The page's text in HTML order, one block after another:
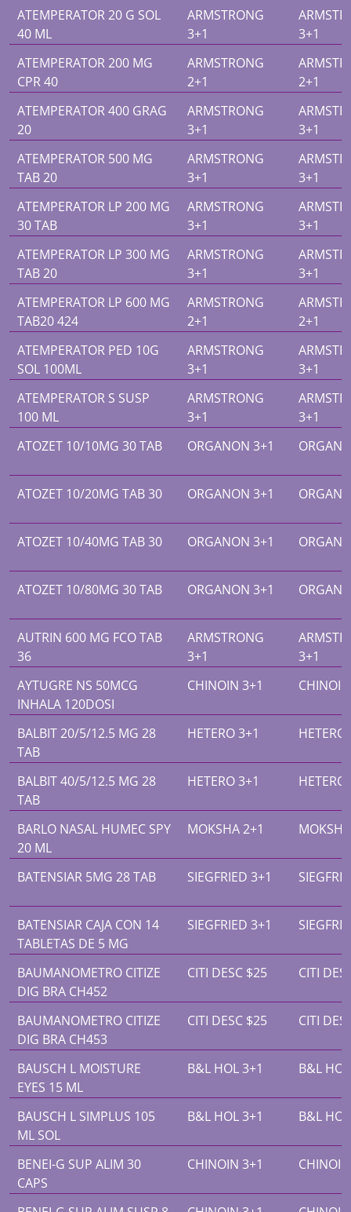
ATEMPERATOR 20 G SOL
40 ML
ARMSTRONG
3+1
3+1
ATEMPERATOR 200 MG
CPR 40
ARMSTRONG
2+1
2+1
ATEMPERATOR 400 GRAG
20
ARMSTRONG
3+1
3+1
ATEMPERATOR 500 MG
TAB 20
ARMSTRONG
3+1
3+1
ATEMPERATOR LP 200 MG
30 TAB
ARMSTRONG
3+1
3+1
ATEMPERATOR LP 300 MG
TAB 20
ARMSTRONG
3+1
3+1
ATEMPERATOR LP 600 MG
TAB20 424
ARMSTRONG
2+1
2+1
ATEMPERATOR PED 10G
SOL 100ML
ARMSTRONG
3+1
3+1
ATEMPERATOR S SUSP
100 ML
ARMSTRONG
3+1
3+1
ATOZET 10/10MG 30 TAB
ORGANON 3+1
ATOZET 10/20MG TAB 30 ORGANON 3+1
ATOZET 10/40MG TAB 30 ORGANON 3+1
ATOZET 10/80MG 30 TAB ORGANON 3+1
AUTRIN 600 MG FCO TAB
36
ARMSTRONG
3+1
3+1
AYTUGRE NS 50MCG
INHALA 120DOSI
CHINOIN 3+1
BALBIT 20/5/12.5 MG 28
TAB
HETERO 3+1 HETERO
BALBIT 40/5/12.5 MG 28
TAB
HETERO 3+1 HETERO
BARLO NASAL HUMEC SPY
20 ML
MOKSHA 2+1
BATENSIAR 5MG 28 TAB SIEGFRIED 3+1
BATENSIAR CAJA CON 14
TABLETAS DE 5 MG
SIEGFRIED 3+1
BAUMANOMETRO CITIZE
DIG BRA CH452
CITI DESC $25 CITI
BAUMANOMETRO CITIZE
DIG BRA CH453
CITI DESC $25 CITI
BAUSCH L MOISTURE
EYES 15 ML
B&L HOL 3+1 B&L
BAUSCH L SIMPLUS 105
ML SOL
B&L HOL 3+1 B&L
BENEI-G SUP ALIM 30
CAPS
CHINOIN 3+1